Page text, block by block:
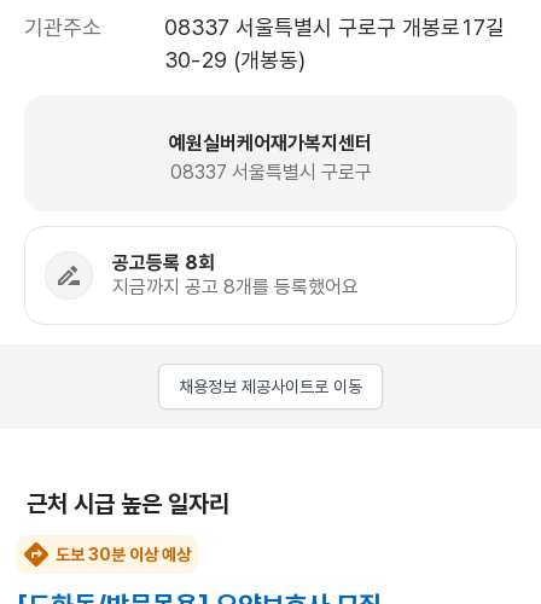
기관주소
08337 서울특별시 구로구 개봉로17길
30-29 (개봉동)
예원실버케어재가복지센터
08337 서울특별시 구로구
공고등록 8회
지금까지 공고 8개를 등록했어요
채용정보 제공사이트로 이동
근처 시급 높은 일자리
도보 30분 이상 예상